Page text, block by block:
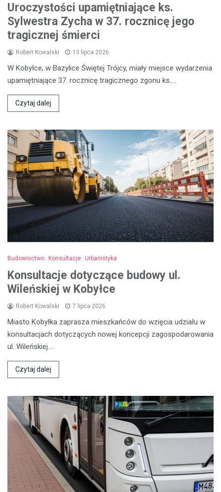
Uroczystości upamiętniające ks.
Sylwestra Zycha w 37. rocznicę jego
tragicznej śmierci
Robert Kowalski 13 lipca 2026
W Kobyłce, w Bazylice Świętej Trójcy, miały miejsce wydarzenia
upamiętniające 37. rocznicę tragicznego zgonu ks.…
Czytaj dalej
Budownictwo Konsultacje Urbanistyka
Konsultacje dotyczące budowy ul.
Wileńskiej w Kobyłce
Robert Kowalski 7 lipca 2026
Miasto Kobyłka zaprasza mieszkańców do wzięcia udziału w
konsultacjach dotyczących nowej koncepcji zagospodarowania
ul. Wileńskiej.…
Czytaj dalej